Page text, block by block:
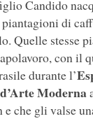
Candido
di
Quelle stesse
con il
durante l’
Moderna
che gli valse